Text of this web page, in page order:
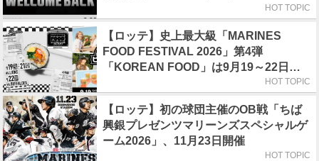
HOT TOPIC
【ロッテ】史上最大級「MARINES
FOOD FESTIVAL 2026」第4弾
「KOREAN FOOD」は9月19～22日／
HOT TOPIC
【ロッテ】初の球団主催のOB戦「ちば
興銀プレゼンツマリーンズスペシャルゲ
ーム2026」、11月23日開催
HOT TOPIC